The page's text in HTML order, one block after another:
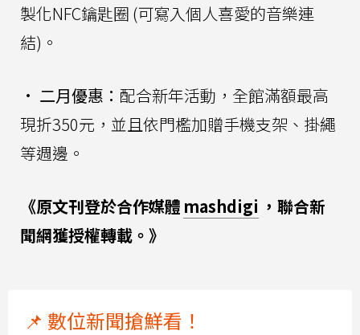
製化NFC鑰匙圈 (可寫入個人喜愛的音樂連
結)。
• 二月優惠： 配合新年活動，全館滿額最高
現折350元，並且依門檻加贈手機支架、掛繩
等週邊。
《原文刊登於合作媒體 mashdigi ，聯合新
聞網獲授權轉載。》
📌 數位新聞搶鮮看！